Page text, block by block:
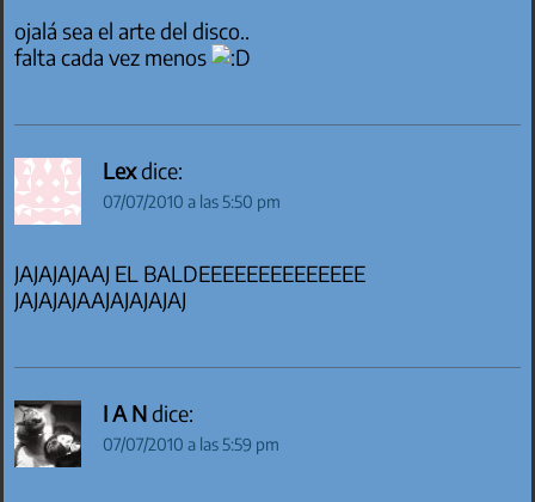
ojalá sea el arte del disco..
falta cada vez menos
Lexdice:
07/07/2010 a las 5:50 pm
JAJAJAJAAJ EL BALDEEEEEEEEEEEEEE
JAJAJAJAAJAJAJAJAJ
I A Ndice:
07/07/2010 a las 5:59 pm